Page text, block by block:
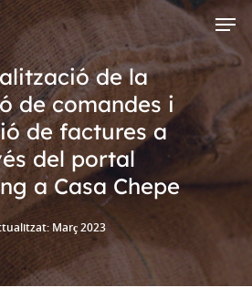
or ESC to close
de la
de comandes i
de factures a
del portal
a Casa Chepe
Març 2023